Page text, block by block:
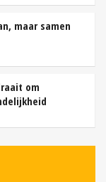
maar samen
om